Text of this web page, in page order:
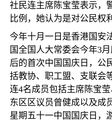
社民连主席陈宝莹表示，
比例，她认为是对公民权
今年十月一日是香港国安
国全国人大常委会今年3
后的首次中国国庆日，公
括教协、职工盟、支联会
连4名成员包括主席陈宝
东区区议员曾健成以及成
星期五十一中国国庆日，